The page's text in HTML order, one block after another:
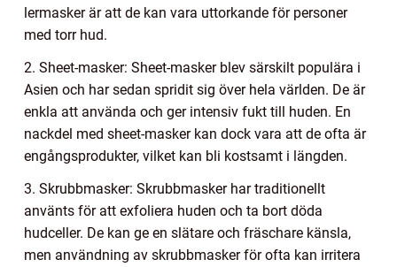
lermasker är att de kan vara uttorkande för personer
med torr hud.
2. Sheet-masker: Sheet-masker blev särskilt populära i
Asien och har sedan spridit sig över hela världen. De är
enkla att använda och ger intensiv fukt till huden. En
nackdel med sheet-masker kan dock vara att de ofta är
engångsprodukter, vilket kan bli kostsamt i längden.
3. Skrubbmasker: Skrubbmasker har traditionellt
använts för att exfoliera huden och ta bort döda
hudceller. De kan ge en slätare och fräschare känsla,
men användning av skrubbmasker för ofta kan irritera